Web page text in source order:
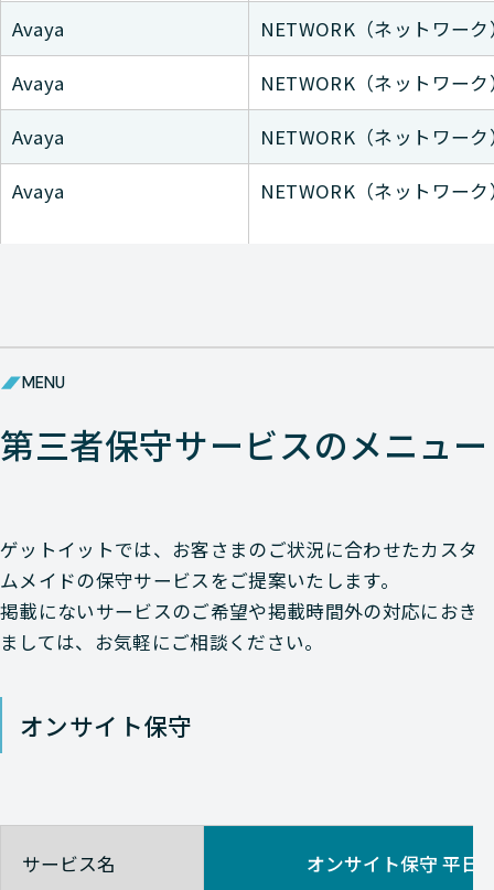
Avaya NETWORK（ネットワー
Avaya NETWORK（ネットワー
Avaya NETWORK（ネットワー
Avaya NETWORK（ネットワー
Avaya NETWORK（ネットワー
Avaya NETWORK（ネットワー
Avaya NETWORK（ネットワー
Avaya NETWORK（ネットワー
MENU
第三者保守サービスのメニュー
ゲットイットでは、お客さまのご状況に合わせたカスタ
ムメイドの保守サービスをご提案いたします。
掲載にないサービスのご希望や掲載時間外の対応におき
ましては、お気軽にご相談ください。
オンサイト保守
サービス名 オンサイト保守 平日